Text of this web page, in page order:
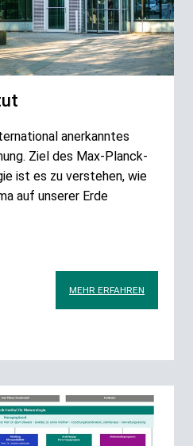
anerkanntes
Ziel des Max-Planck-
ist es zu verstehen, wie
auf unserer Erde
MEHR ERFAHREN